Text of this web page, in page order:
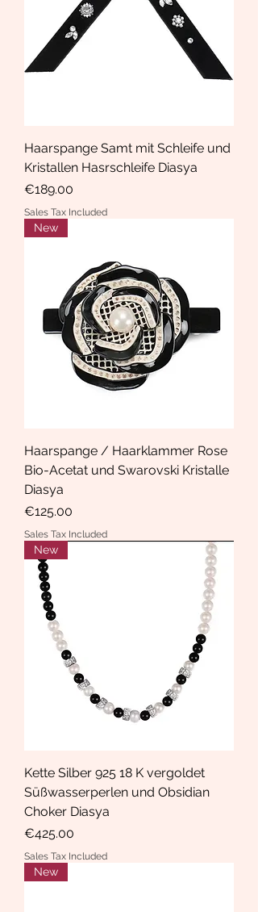
Haarspange Samt mit Schleife und
Kristallen Hasrschleife Diasya
Price
€189.00
Sales Tax Included
New
Haarspange / Haarklammer Rose
Bio-Acetat und Swarovski Kristalle
Diasya
Price
€125.00
Sales Tax Included
New
Kette Silber 925 18 K vergoldet
Süßwasserperlen und Obsidian
Choker Diasya
Price
€425.00
Sales Tax Included
New